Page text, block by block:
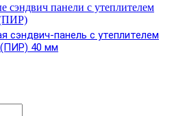
сэндвич панели с утеплителем
(ПИР)
сэндвич-панель с утеплителем
(ПИР) 40 мм